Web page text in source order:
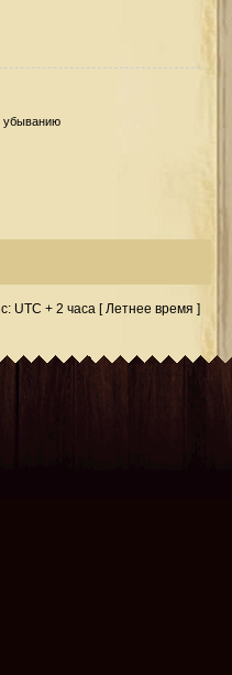
убыванию
UTC + 2 часа [ Летнее время ]